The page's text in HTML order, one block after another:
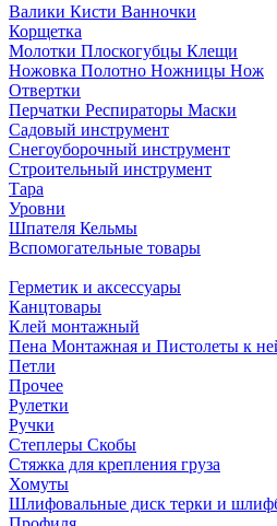
Валики Кисти Ванночки
Корщетка
Молотки Плоскогубцы Клещи
Ножовка Полотно Ножницы Нож
Отвертки
Перчатки Респираторы Маски
Садовый инструмент
Снегоуборочный инструмент
Строительный инструмент
Тара
Уровни
Шпателя Кельмы
Вспомогательные товары
Герметик и аксессуары
Канцтовары
Клей монтажный
Пена Монтажная и Пистолеты к
Петли
Прочее
Рулетки
Ручки
Степлеры Скобы
Стяжка для крепления груза
Хомуты
Шлифовальные диск терки и